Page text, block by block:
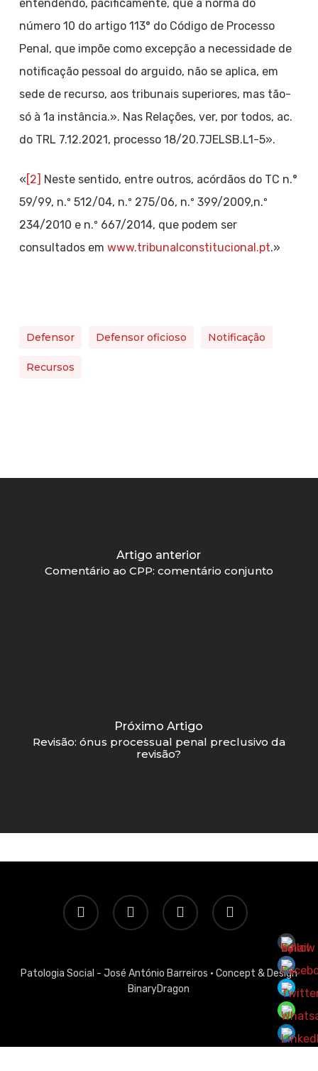
entendendo, pacificamente, que a norma do
número 10 do artigo 113° do Código de Processo
Penal, que impõe como excepção a necessidade de
notificação pessoal do arguido, não se aplica, em
sede de recurso, aos tribunais superiores, mas tão-
só à 1a instância.». Nas Relações, ver, por todos, ac.
do TRL 7.12.2021, processo 18/20.7JELSB.L1-5».
«[2] Neste sentido, entre outros, acórdãos do TC n.°
59/99, n.º 512/04, n.º 275/06, n.º 399/2009,n.º
234/2010 e n.º 667/2014, que podem ser
consultados em www.tribunalconstitucional.pt.»
Defensor Defensor oficioso Notificação
Recursos
Artigo anterior
Comentário ao CPP: comentário conjunto
Próximo Artigo
Revisão: ónus processual penal preclusivo da
revisão?
twitter facebook linkedin email
Patologia Social - José António Barreiros · Concept & Design
BinaryDragon